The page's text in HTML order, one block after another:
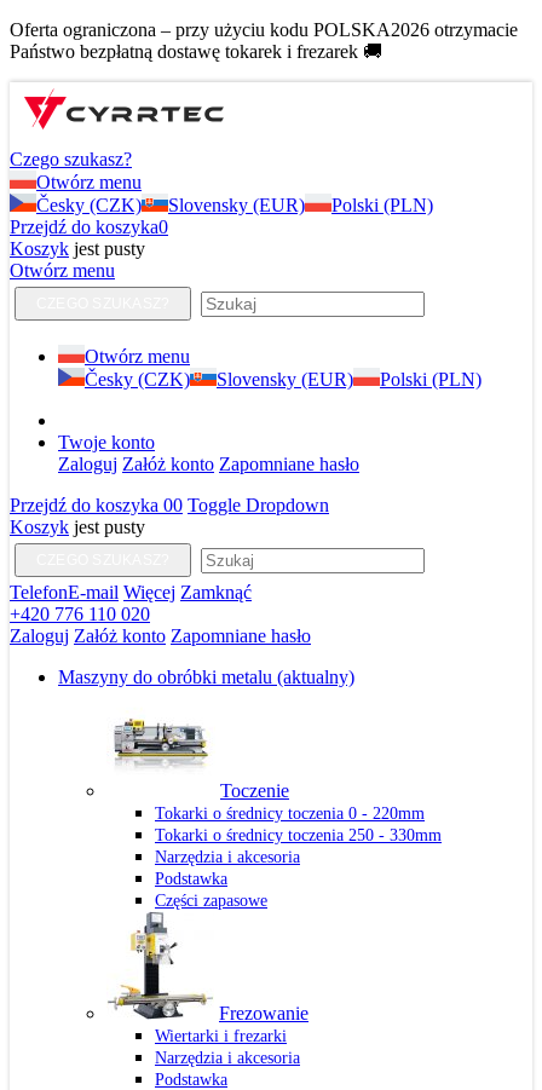
Oferta ograniczona – przy użyciu kodu POLSKA2026 otrzymacie
Państwo bezpłatną dostawę tokarek i frezarek 🚚
Czego szukasz?
Otwórz menu
Česky (CZK)
Slovensky (EUR)
Polski (PLN)
Przejdź do koszyka0
Koszyk jest pusty
Otwórz menu
Otwórz menu
Česky (CZK)
Slovensky (EUR) Polski (PLN)
Twoje konto
Zaloguj Załóż konto Zapomniane hasło
Przejdź do koszyka 00 Toggle Dropdown
Koszyk jest pusty
TelefonE-mail Więcej Zamknąć
+420 776 110 020
Zaloguj Załóż konto Zapomniane hasło
Maszyny do obróbki metalu (aktualny)
Toczenie
Tokarki o średnicy toczenia 0 - 220mm
Tokarki o średnicy toczenia 250 - 330mm
Narzędzia i akcesoria
Podstawka
Części zapasowe
Frezowanie
Wiertarki i frezarki
Narzędzia i akcesoria
Podstawka